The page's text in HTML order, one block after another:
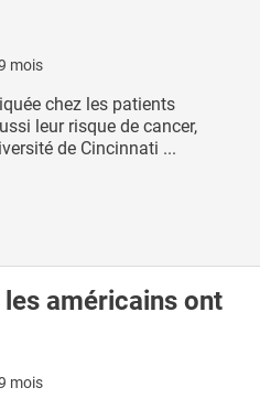
mois
chez les patients
leur risque de cancer,
de Cincinnati ...
les américains ont
mois